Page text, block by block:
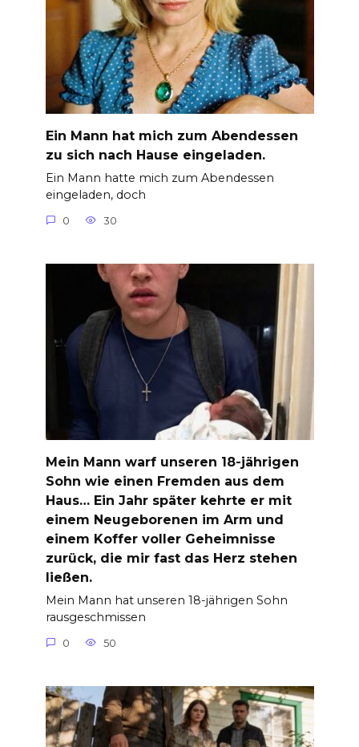
Ein Mann hat mich zum Abendessen
zu sich nach Hause eingeladen.
Ein Mann hatte mich zum Abendessen
eingeladen, doch
0 30
Mein Mann warf unseren 18-jährigen
Sohn wie einen Fremden aus dem
Haus… Ein Jahr später kehrte er mit
einem Neugeborenen im Arm und
einem Koffer voller Geheimnisse
zurück, die mir fast das Herz stehen
ließen.
Mein Mann hat unseren 18-jährigen Sohn
rausgeschmissen
0 50